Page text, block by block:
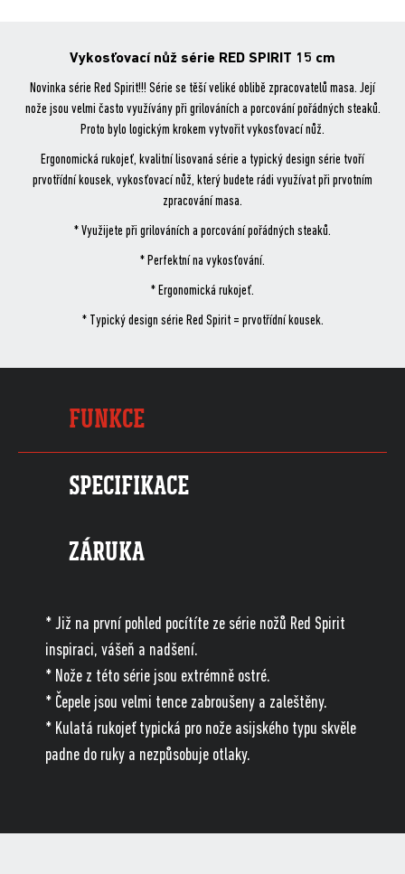
Vykosťovací nůž série RED SPIRIT 15 cm
Novinka série Red Spirit!!! Série se těší veliké oblibě zpracovatelů masa. Její
nože jsou velmi často využívány při grilováních a porcování pořádných steaků.
Proto bylo logickým krokem vytvořit vykosťovací nůž.
Ergonomická rukojeť, kvalitní lisovaná série a typický design série tvoří
prvotřídní kousek, vykosťovací nůž, který budete rádi využívat při prvotním
zpracování masa.
* Využijete při grilováních a porcování pořádných steaků.
* Perfektní na vykosťování.
* Ergonomická rukojeť.
* Typický design série Red Spirit = prvotřídní kousek.
FUNKCE
SPECIFIKACE
ZÁRUKA
* Již na první pohled pocítíte ze série nožů Red Spirit
inspiraci, vášeň a nadšení.
* Nože z této série jsou extrémně ostré.
* Čepele jsou velmi tence zabroušeny a zaleštěny.
* Kulatá rukojeť typická pro nože asijského typu skvěle
padne do ruky a nezpůsobuje otlaky.